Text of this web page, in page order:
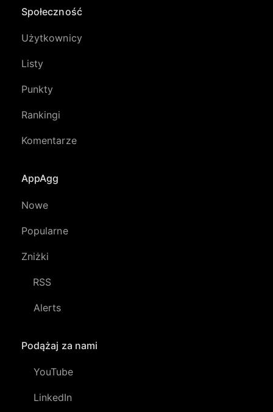
Społeczność
Użytkownicy
Listy
Punkty
Rankingi
Komentarze
AppAgg
Nowe
Popularne
Zniżki
RSS
Alerts
Podążaj za nami
YouTube
LinkedIn